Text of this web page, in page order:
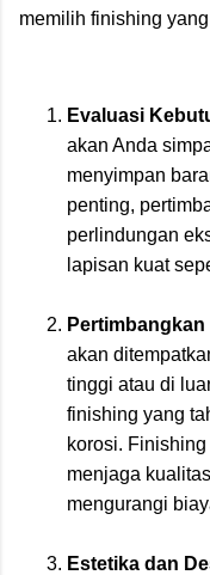
memilih finishing
Evaluasi
akan Anda
menyimpan
penting,
perlindungan
lapisan kuat
akan
tinggi atau di
finishing yang
korosi.
menjaga
mengurangi
Estetika dan